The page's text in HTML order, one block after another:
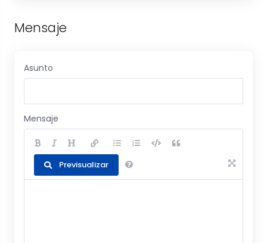
Mensaje
Asunto
Mensaje
Previsualizar